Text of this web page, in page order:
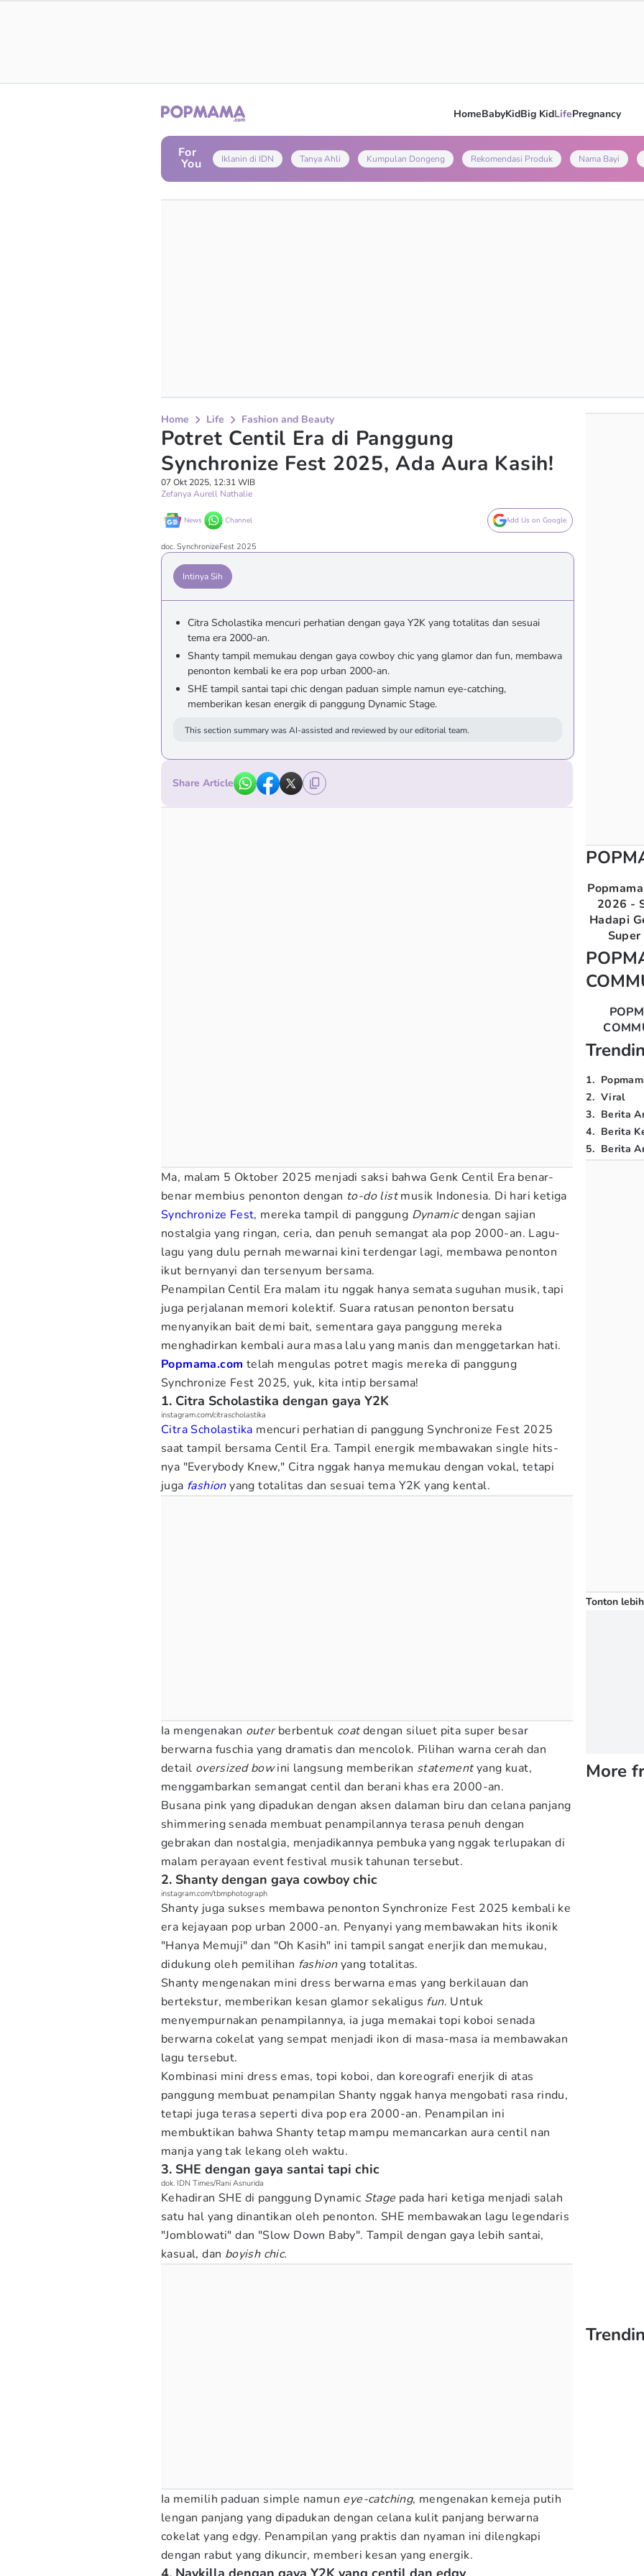
HomeBabyKidBig KidLifePregnancy
For
You Iklanin di IDN Tanya Ahli Kumpulan Dongeng Rekomendasi Produk Nama Bayi
Home Life Fashion and Beauty
Potret Centil Era di Panggung
Synchronize Fest 2025, Ada Aura Kasih!
07 Okt 2025, 12:31 WIB
Zefanya Aurell Nathalie
News Channel Add Us on Google
doc. SynchronizeFest 2025
Intinya Sih
Citra Scholastika mencuri perhatian dengan gaya Y2K yang totalitas dan sesuai
tema era 2000-an.
Shanty tampil memukau dengan gaya cowboy chic yang glamor dan fun, membawa
penonton kembali ke era pop urban 2000-an.
SHE tampil santai tapi chic dengan paduan simple namun eye-catching,
memberikan kesan energik di panggung Dynamic Stage.
This section summary was AI-assisted and reviewed by our editorial team.
Share Article
Ma, malam 5 Oktober 2025 menjadi saksi bahwa Genk Centil Era benar-
benar membius penonton dengan to-do listmusik Indonesia. Di hari ketiga
Synchronize Fest, mereka tampil di panggung Dynamicdengan sajian
nostalgia yang ringan, ceria, dan penuh semangat ala pop 2000-an. Lagu-
lagu yang dulu pernah mewarnai kini terdengar lagi, membawa penonton
ikut bernyanyi dan tersenyum bersama.
Penampilan Centil Era malam itu nggak hanya semata suguhan musik, tapi
juga perjalanan memori kolektif. Suara ratusan penonton bersatu
menyanyikan bait demi bait, sementara gaya panggung mereka
menghadirkan kembali aura masa lalu yang manis dan menggetarkan hati.
Popmama.com telah mengulas potret magis mereka di panggung
Synchronize Fest 2025, yuk, kita intip bersama!
1. Citra Scholastika dengan gaya Y2K
instagram.com/citrascholastika
Citra Scholastika mencuri perhatian di panggung Synchronize Fest 2025
saat tampil bersama Centil Era. Tampil energik membawakan single hits-
nya "Everybody Knew," Citra nggak hanya memukau dengan vokal, tetapi
juga fashionyang totalitas dan sesuai tema Y2K yang kental.
Ia mengenakan outerberbentuk coatdengan siluet pita super besar
berwarna fuschia yang dramatis dan mencolok. Pilihan warna cerah dan
detail oversized bowini langsung memberikan statementyang kuat,
menggambarkan semangat centil dan berani khas era 2000-an.
Busana pink yang dipadukan dengan aksen dalaman biru dan celana panjang
shimmering senada membuat penampilannya terasa penuh dengan
gebrakan dan nostalgia, menjadikannya pembuka yang nggak terlupakan di
malam perayaan event festival musik tahunan tersebut.
2. Shanty dengan gaya cowboy chic
instagram.com/tbmphotograph
Shanty juga sukses membawa penonton Synchronize Fest 2025 kembali ke
era kejayaan pop urban 2000-an. Penyanyi yang membawakan hits ikonik
"Hanya Memuji" dan "Oh Kasih" ini tampil sangat enerjik dan memukau,
didukung oleh pemilihan fashionyang totalitas.
Shanty mengenakan mini dress berwarna emas yang berkilauan dan
bertekstur, memberikan kesan glamor sekaligus fun. Untuk
menyempurnakan penampilannya, ia juga memakai topi koboi senada
berwarna cokelat yang sempat menjadi ikon di masa-masa ia membawakan
lagu tersebut.
Kombinasi mini dress emas, topi koboi, dan koreografi enerjik di atas
panggung membuat penampilan Shanty nggak hanya mengobati rasa rindu,
tetapi juga terasa seperti diva pop era 2000-an. Penampilan ini
membuktikan bahwa Shanty tetap mampu memancarkan aura centil nan
manja yang tak lekang oleh waktu.
3. SHE dengan gaya santai tapi chic
dok. IDN Times/Rani Asnurida
Kehadiran SHE di panggung Dynamic Stage pada hari ketiga menjadi salah
satu hal yang dinantikan oleh penonton. SHE membawakan lagu legendaris
"Jomblowati" dan "Slow Down Baby". Tampil dengan gaya lebih santai,
kasual, dan boyish chic.
Ia memilih paduan simple namun eye-catching, mengenakan kemeja putih
lengan panjang yang dipadukan dengan celana kulit panjang berwarna
cokelat yang edgy. Penampilan yang praktis dan nyaman ini dilengkapi
dengan rabut yang dikuncir, memberi kesan yang energik.
2026 -
Hadapi
1.
2. Viral
3. Berita
4. Berita
5. Berita
Tonton
More